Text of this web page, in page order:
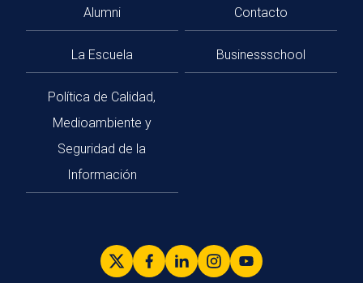
Alumni Contacto
La Escuela Businessschool
Política de Calidad,
Medioambiente y
Seguridad de la
Información